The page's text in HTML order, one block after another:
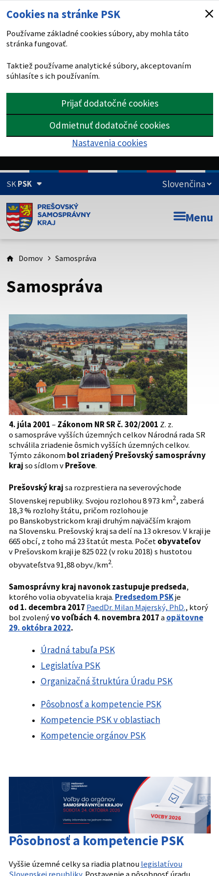
Cookies na stránke PSK
Používame základné cookies súbory, aby mohla táto
stránka fungovať.
Taktiež používame analytické súbory, akceptovaním
súhlasíte s ich používaním.
Prijať dodatočné cookies
Odmietnuť dodatočné cookies
Nastavenia cookies
SKPSK
Doména psk.sk je oficiálna
Toto je oficiálna webová stránka Prešovského
psk.sk.
Táto stránka je zabezpečená
Buďte pozorní a vždy sa uistite, že zdieľate informácie iba
vždy začína https:// pred názvom domény webového sídla.
Menu
Domov Samospráva
Samospráva
4. júla 2001–Zákonom NR SR č. 302/2001 Z. z.
o samospráve vyšších územných celkov Národná rada SR
schválila zriadenie ôsmich vyšších územných celkov.
Týmto zákonombol zriadený Prešovský samosprávny
krajso sídlom vPrešove.
Prešovský krajsa rozprestiera na severovýchode
Slovenskej republiky. Svojou rozlohou 8 973 km2, zaberá
18,3 % rozlohy štátu, pričom rozlohou je
po Banskobystrickom kraji druhým najväčším krajom
na Slovensku. Prešovský kraj sa delí na 13 okresov. V kraji je
665 obcí, z toho má 23 štatút mesta. Početobyvateľov
v Prešovskom kraji je 825 022 (v roku 2018) s hustotou
obyvateľstva 91,88 obyv./km2.
Samosprávny kraj navonok zastupuje predseda,
ktorého volia obyvatelia kraja. Predsedom PSKje
od 1. decembra 2017 PaedDr. Milan Majerský, PhD., ktorý
bol zvolenývo voľbách 4. novembra 2017aopätovne
29. októbra 2022.
Úradná tabuľa PSK
Legislatíva PSK
Organizačná štruktúra Úradu PSK
Pôsobnosť a kompetencie PSK
Kompetencie PSK v oblastiach
Kompetencie orgánov PSK
Pôsobnosť a kompetencie PSK
Vyššie územné celky sa riadia platnoulegislatívou